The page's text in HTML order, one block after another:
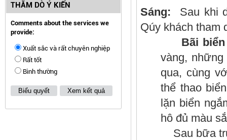
THĂM DÒ Ý KIẾN
Comments about the services we
provide:
Xuất sắc và rất chuyên nghiệp
Rất tốt
Bình thường
Biểu quyết Xem kết quả
Sáng: Sau khi
Qúy khách tham
Bãi biển
vàng,
qua, cùng
thể thao
lặn biển
hô đủ màu
Sau bữa